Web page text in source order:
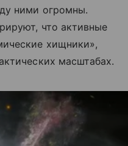
ними огромны.
что активные
хищники»,
масштабах.